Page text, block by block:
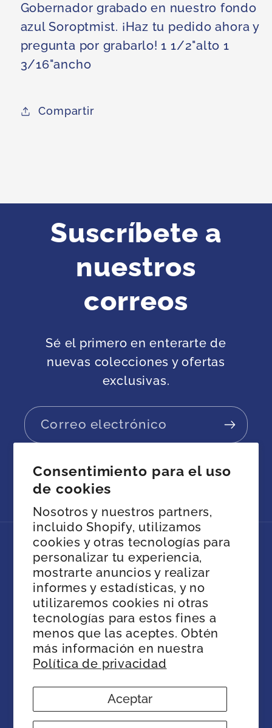
Consentimiento para el uso
de cookies
Nosotros y nuestros partners,
incluido Shopify, utilizamos
cookies y otras tecnologías para
personalizar tu experiencia,
mostrarte anuncios y realizar
informes y estadísticas, y no
utilizaremos cookies ni otras
tecnologías para estos fines a
menos que las aceptes. Obtén
más información en nuestra
Política de privacidad
Aceptar
Gobernador grabado en nuestro fondo
azul Soroptmist. ¡Haz tu pedido ahora y
pregunta por grabarlo! 1 1/2"alto 1
3/16"ancho
Compartir
Suscríbete a
nuestros
correos
Sé el primero en enterarte de
nuevas colecciones y ofertas
exclusivas.
Correo electrónico
FacebookInstagram
Idioma
Español
Formas
de
pago
Política de reembolso
Términos del servicio Política de envío